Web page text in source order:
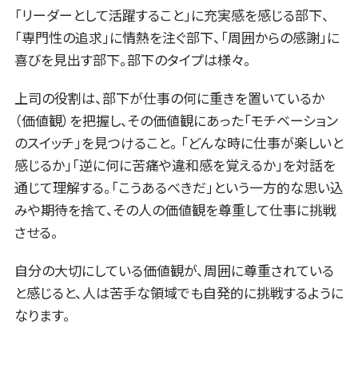
「リーダーとして活躍すること」に充実感を感じる部下、
「専門性の追求」に情熱を注ぐ部下、「周囲からの感謝」に
喜びを見出す部下。部下のタイプは様々。
上司の役割は、部下が仕事の何に重きを置いているか
（価値観）を把握し、その価値観にあった「モチベーション
のスイッチ」を見つけること。 「どんな時に仕事が楽しいと
感じるか」「逆に何に苦痛や違和感を覚えるか」を対話を
通じて理解する。「こうあるべきだ」という一方的な思い込
みや期待を捨て、その人の価値観を尊重して仕事に挑戦
させる。
自分の大切にしている価値観が、周囲に尊重されている
と感じると、人は苦手な領域でも自発的に挑戦するように
なります。